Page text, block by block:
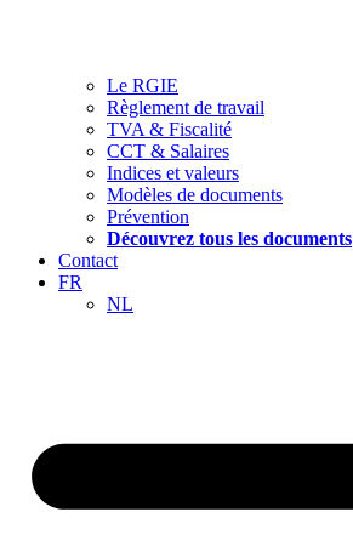
Le RGIE
Règlement de travail
TVA & Fiscalité
CCT & Salaires
Indices et valeurs
Modèles de documents
Prévention
Découvrez tous les documents
Contact
FR
NL